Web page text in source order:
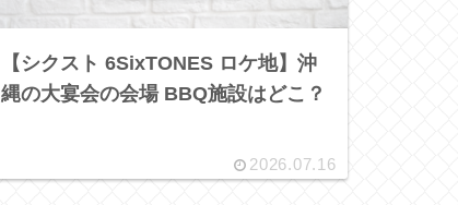
【シクスト 6SixTONES ロケ地】沖
縄の大宴会の会場 BBQ施設はどこ？
2026.07.16